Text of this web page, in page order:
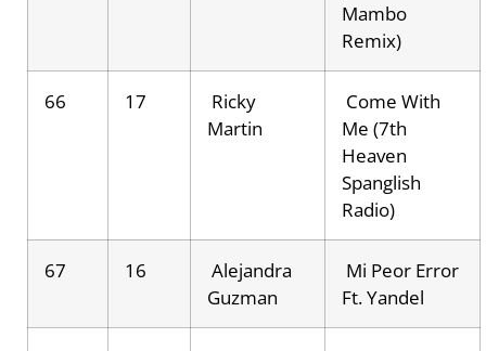
Mambo
Remix)
66 17
Ricky
Martin
Come With
Me (7th
Heaven
Spanglish
Radio)
67 16
Alejandra
Guzman
Mi Peor Error
Ft. Yandel